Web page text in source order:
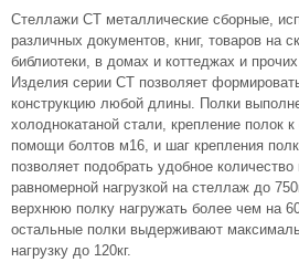
Стеллажи СТ металлические сборные,
различных документов, книг, товаров на
библиотеки, в домах и коттеджах и
Изделия серии СТ позволяет
конструкцию любой длины. Полки
холоднокатаной стали, крепление полок
помощи болтов м16, и шаг крепления
позволяет подобрать удобное
равномерной нагрузкой на стеллаж до
верхнюю полку нагружать более чем на
остальные полки выдерживают
нагрузку до 120кг.